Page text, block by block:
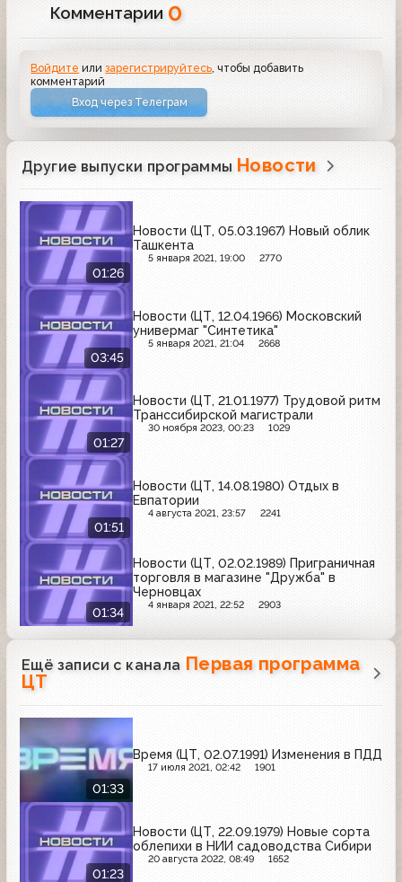
Комментарии 0
Войдите илизарегистрируйтесь , чтобы добавить
комментарий
Вход через Телеграм
Другие выпуски программы Новости
01:26
Новости (ЦТ, 05.03.1967) Новый облик
Ташкента
5 января 2021, 19:00 2770
03:45
Новости (ЦТ, 12.04.1966) Московский
универмаг "Синтетика"
5 января 2021, 21:04 2668
01:27
Новости (ЦТ, 21.01.1977) Трудовой ритм
Транссибирской магистрали
30 ноября 2023, 00:23 1029
01:51
Новости (ЦТ, 14.08.1980) Отдых в
Евпатории
4 августа 2021, 23:57 2241
01:34
Новости (ЦТ, 02.02.1989) Приграничная
торговля в магазине "Дружба" в
Черновцах
4 января 2021, 22:52 2903
Ещё записи с канала Первая программа
ЦТ
01:33
Время (ЦТ, 02.07.1991) Изменения в ПДД
17 июля 2021, 02:42 1901
01:23
Новости (ЦТ, 22.09.1979) Новые сорта
облепихи в НИИ садоводства Сибири
20 августа 2022, 08:49 1652